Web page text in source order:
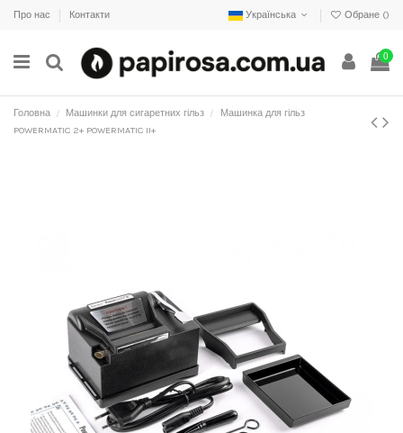
Про нас Контакти Українська Обране ()
0
Головна Машинки для сигаретних гільз
Машинка для гільз
POWERMATIC 2+ POWERMATIC II+